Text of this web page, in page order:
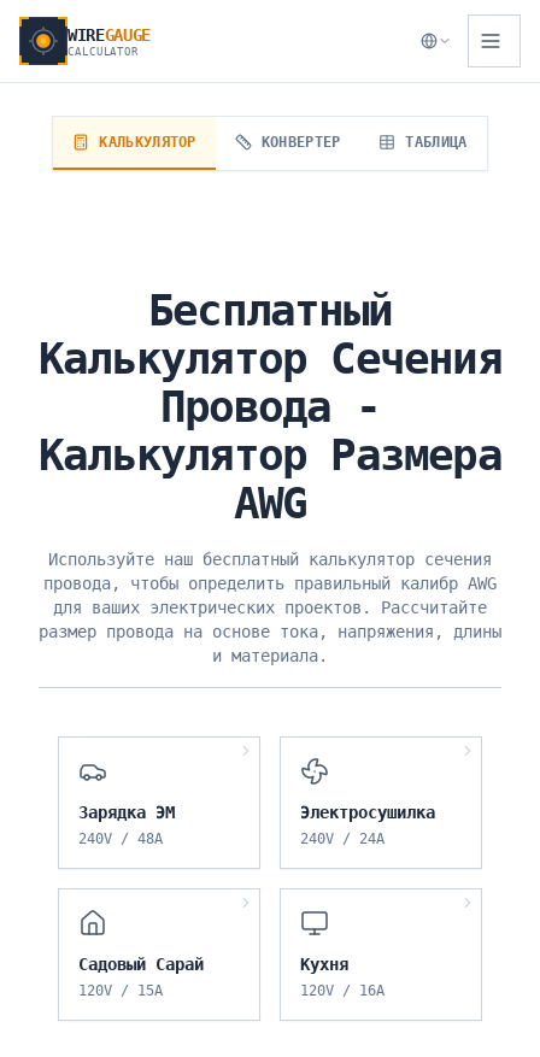
WIREGAUGE
CALCULATOR
КАЛЬКУЛЯТОР КОНВЕРТЕР ТАБЛИЦА
Бесплатный
Калькулятор Сечения
Провода -
Калькулятор Размера
AWG
Используйте наш бесплатный калькулятор сечения
провода, чтобы определить правильный калибр AWG
для ваших электрических проектов. Рассчитайте
размер провода на основе тока, напряжения, длины
и материала.
Зарядка ЭМ
240V / 48A
Электросушилка
240V / 24A
Садовый Сарай
120V / 15A
Кухня
120V / 16A